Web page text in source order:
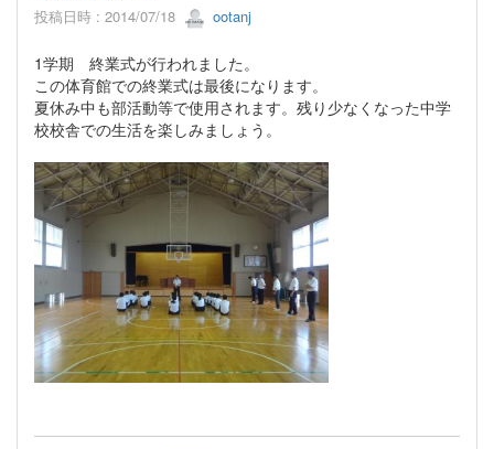
投稿日時 : 2014/07/18 ootanj
1学期 終業式が行われました。
この体育館での終業式は最後になります。
夏休み中も部活動等で使用されます。残り少なくなった中学
校校舎での生活を楽しみましょう。